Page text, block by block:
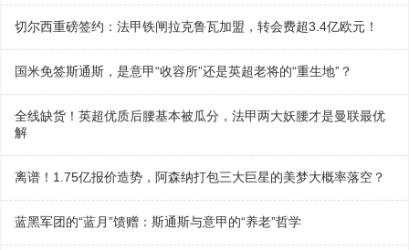
切尔西重磅签约：法甲铁闸拉克鲁瓦加盟，转会费超3.4亿欧元！
国米免签斯通斯，是意甲“收容所”还是英超老将的“重生地”？
全线缺货！英超优质后腰基本被瓜分，法甲两大妖腰才是曼联最优
解
离谱！1.75亿报价造势，阿森纳打包三大巨星的美梦大概率落空？
蓝黑军团的“蓝月”馈赠：斯通斯与意甲的“养老”哲学